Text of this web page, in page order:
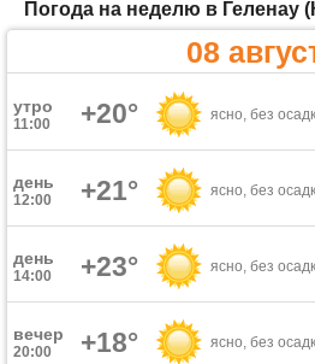
Погода на неделю в Геленау
08
утро
11:00 +20° ясно, без
день
12:00 +21° ясно, без
день
14:00 +23° ясно, без
вечер
20:00 +18° ясно, без